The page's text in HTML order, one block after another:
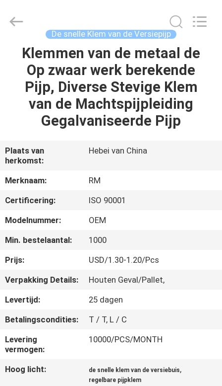
THUIS
PRODUCTEN
FABRIEKSTOCHT
KWALITEITSCONTROLE
NEEM
CONTACT
MET
ONS
OP
NIEUWS
GEVALLEN
WOODOO
TRADE
De snelle Klem van de Versiepijp
Klemmen van de metaal de
Op zwaar werk berekende
Pijp, Diverse Stevige Klem
van de Machtspijpleiding
Gegalvaniseerde Pijp
Plaats van
herkomst:
Hebei van China
Merknaam:
RM
Certificering:
ISO 90001
Modelnummer:
OEM
Min. bestelaantal:
1000
Prijs:
USD/1.30-1.20/Pcs
Verpakking Details:
Houten Geval/Pallet,
Levertijd:
25 dagen
Betalingscondities:
T / T, L / C
Levering
vermogen:
10000/PCS/MONTH
Hoog licht: de snelle klem van de versiebuis,
regelbare pijpklem